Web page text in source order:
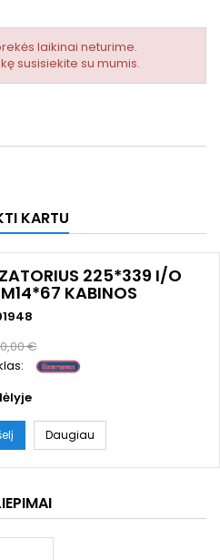
laikinai neturime.
susisiekite su mumis.
KARTU
225*339 I/O
KABINOS
€
Daugiau